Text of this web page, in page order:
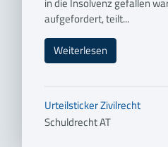
in die Insolvenz gefallen
aufgefordert, teilt...
Weiterlesen
UrteilstickerZivilrecht
Schuldrecht AT